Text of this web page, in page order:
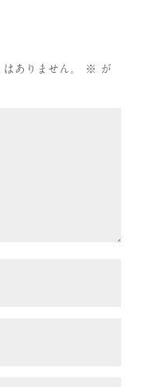
ありません。 ※
が